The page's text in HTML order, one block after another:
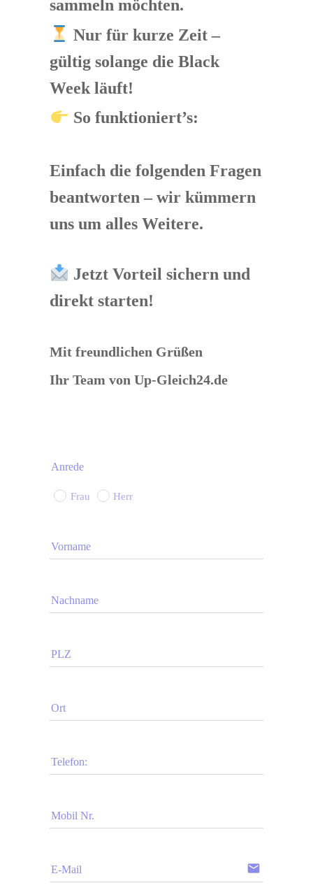
sammeln möchten.
Nur für kurze Zeit –
gültig solange die Black
Week läuft!
So funktioniert’s:
Einfach die folgenden Fragen
beantworten – wir kümmern
uns um alles Weitere.
Jetzt Vorteil sichern und
direkt starten!
Mit freundlichen Grüßen
Ihr Team von Up-Gleich24.de
Anrede
Frau Herr
Vorname
Nachname
PLZ
Ort
Telefon:
Mobil Nr.
E-Mail email